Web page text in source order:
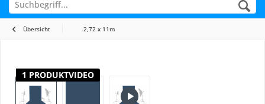
Übersicht 2,72 x 11m
1 PRODUKTVIDEO